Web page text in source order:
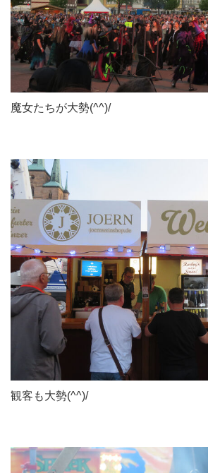
魔女たちが大勢(^^)/
観客も大勢(^^)/